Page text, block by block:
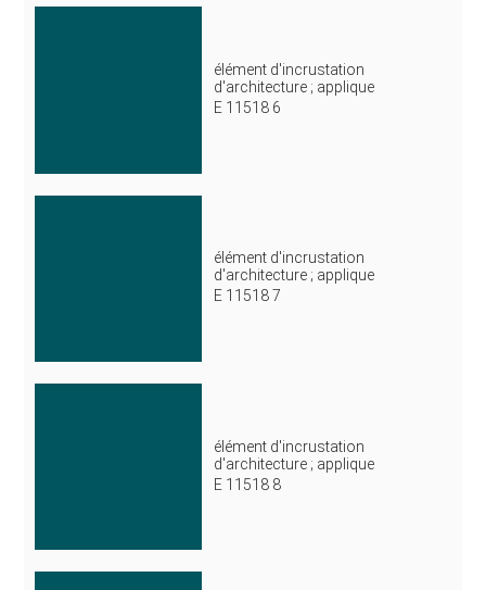
élément d'incrustation
d'architecture ; applique
E 11518 6
élément d'incrustation
d'architecture ; applique
E 11518 7
élément d'incrustation
d'architecture ; applique
E 11518 8